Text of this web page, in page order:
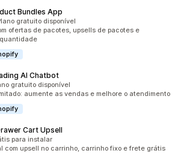
Bundles App
ao todogratuito disponível
ofertas de pacotes, upsells de pacotes e
AI Chatbot
ao todo
gratuito disponível
aumente as vendas e melhore o atendimento
Cart Upsell
todo
para instalar
com upsell no carrinho, carrinho fixo e frete grátis